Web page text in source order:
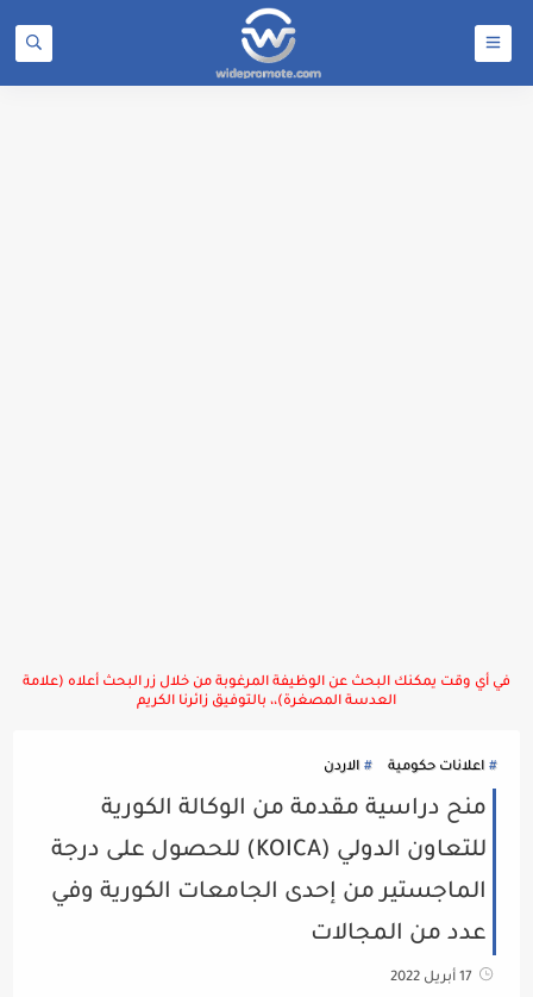
في أي وقت يمكنك البحث عن الوظيفة المرغوبة من خلال زر البحث أعلاه (علامة
العدسة المصغرة)،، بالتوفيق زائرنا الكريم
اعلانات حكومية الاردن
منح دراسية مقدمة من الوكالة الكورية
للتعاون الدولي (KOICA) للحصول على درجة
الماجستير من إحدى الجامعات الكورية وفي
عدد من المجالات
17 أبريل 2022